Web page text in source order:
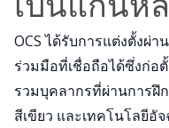
OCS ได้รับการแต่งตั้งผ่
ร่วมมือที่เชื่อถือได้ซึ่งก่อ
รวมบุคลากรที่ผ่านการ
สีเขียว และเทคโนโลยีอั